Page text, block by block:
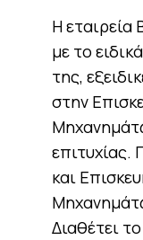
Η εταιρεία
με το
της,
στην
επιτυχίας.
και
Διαθέτει